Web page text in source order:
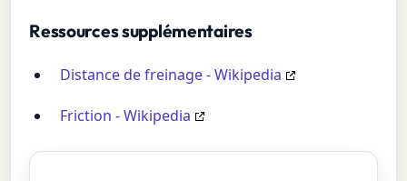
Ressources supplémentaires
Distance de freinage - Wikipedia
Friction - Wikipedia